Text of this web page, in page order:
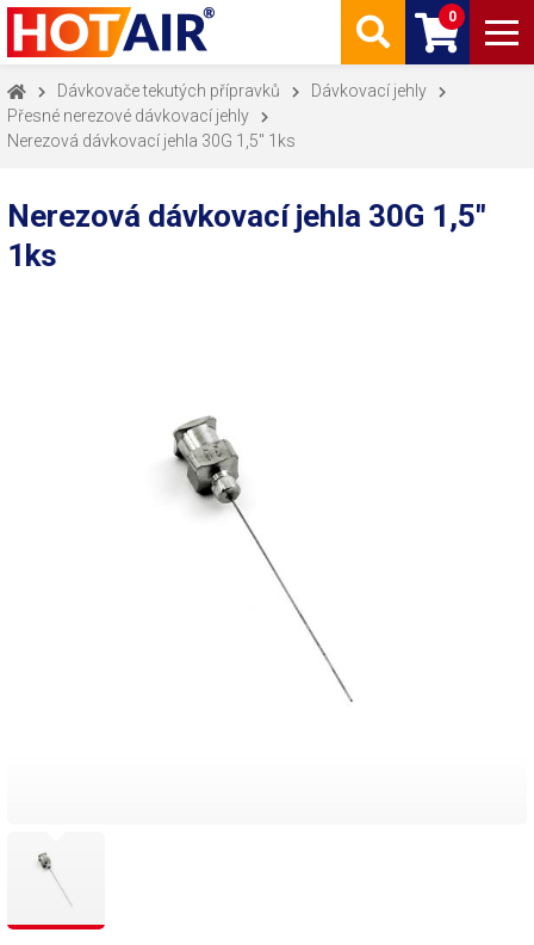
0
Dávkovače tekutých přípravků
Dávkovací jehly
Přesné nerezové dávkovací jehly
Nerezová dávkovací jehla 30G 1,5" 1ks
Nerezová dávkovací jehla 30G 1,5"
1ks